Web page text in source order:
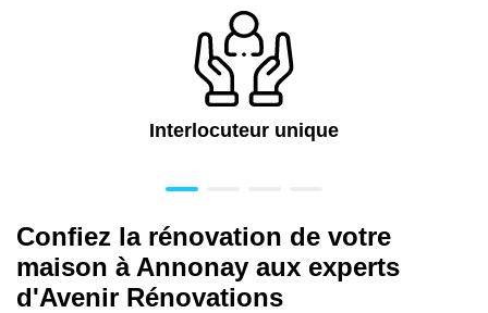
Interlocuteur unique
Confiez la rénovation de votre
maison à Annonay aux experts
d'Avenir Rénovations